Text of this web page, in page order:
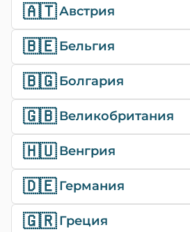
🇦🇹Австрия
🇧🇪 Бельгия
🇧🇬 Болгария
🇬🇧 Великобритания
🇭🇺 Венгрия
🇩🇪 Германия
🇬🇷 Греция